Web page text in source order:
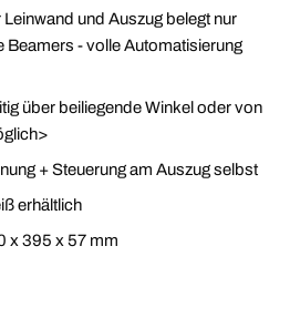
und Auszug belegt nur
Beamers - volle Automatisierung
über beiliegende Winkel oder von
+ Steuerung am Auszug selbst
erhältlich
x 395 x 57 mm